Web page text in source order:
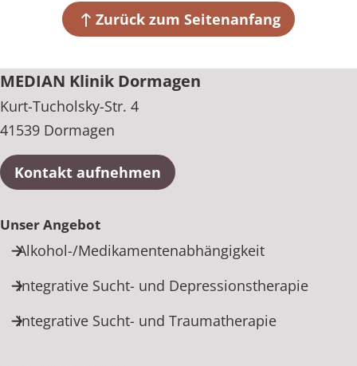
Zurück zum Seitenanfang
MEDIAN Klinik Dormagen
Kurt-Tucholsky-Str. 4
41539 Dormagen
Kontakt aufnehmen
Unser Angebot
Alkohol-/Medikamentenabhängigkeit
Integrative Sucht- und Depressionstherapie
Integrative Sucht- und Traumatherapie